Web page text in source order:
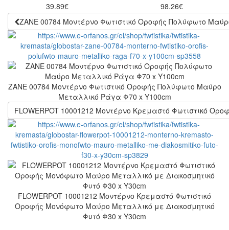
39.89€ 98.26€
ZANE 00784 Μοντέρνο Φωτιστικό Οροφής Πολύφωτο
ZANE 00784 Μοντέρνο Φωτιστικό Οροφής Πολύφωτο Μαύρο
Μεταλλικό Ράγα Φ70 x Y100cm
FLOWERPOT 10001212 Μοντέρνο Κρεμαστό Φωτιστικό
FLOWERPOT 10001212 Μοντέρνο Κρεμαστό Φωτιστικό
Οροφής Μονόφωτο Μαύρο Μεταλλικό με Διακοσμητικό
Φυτό Φ30 x Y30cm